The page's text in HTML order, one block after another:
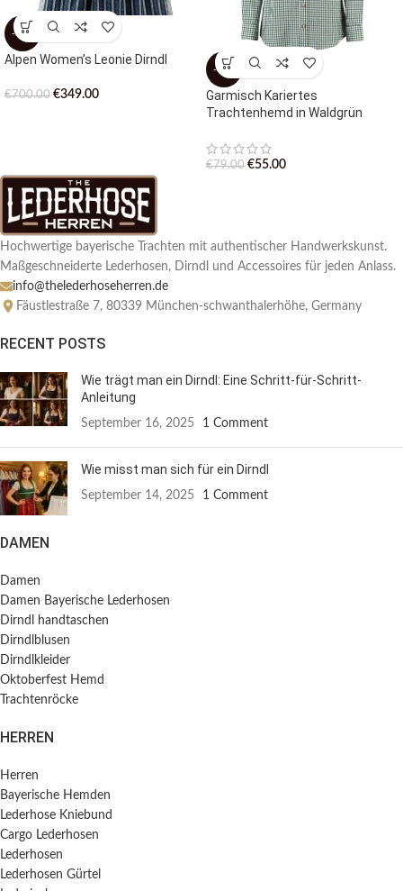
-50%
Alpen Women’s Leonie Dirndl
€700.00 €349.00
-30%
Garmisch Kariertes
Trachtenhemd in Waldgrün
€79.00 €55.00
Hochwertige bayerische Trachten mit authentischer Handwerkskunst.
Maßgeschneiderte Lederhosen, Dirndl und Accessoires für jeden Anlass.
info@thelederhoseherren.de
Fäustlestraße 7, 80339 München-schwanthalerhöhe, Germany
RECENT POSTS
Wie trägt man ein Dirndl: Eine Schritt-für-Schritt-
Anleitung
September 16, 2025 1 Comment
Wie misst man sich für ein Dirndl
September 14, 2025 1 Comment
DAMEN
Damen
Damen Bayerische Lederhosen
Dirndl handtaschen
Dirndlblusen
Dirndlkleider
Oktoberfest Hemd
Trachtenröcke
HERREN
Herren
Bayerische Hemden​
Lederhose Kniebund
Cargo Lederhosen
Lederhosen
Lederhosen Gürtel